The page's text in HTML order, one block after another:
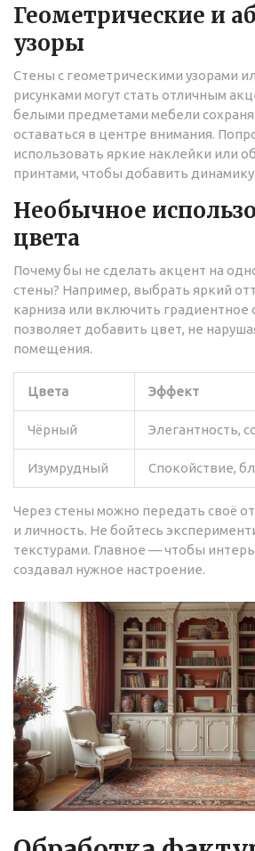
Геометрические и
узоры
Стены с геометрическими узорами
рисунками могут стать отличным
белыми предметами мебели
оставаться в центре внимания.
использовать яркие наклейки или
принтами, чтобы добавить
Необычное
цвета
Почему бы не сделать акцент на
стены? Например, выбрать яркий
карниза или включить градиентное
позволяет добавить цвет, не
помещения.
Цвета Эффект
Чёрный Элегантность,
Изумрудный Спокойствие,
Через стены можно передать своё
и личность. Не бойтесь
текстурами. Главное — чтобы
создавал нужное настроение.